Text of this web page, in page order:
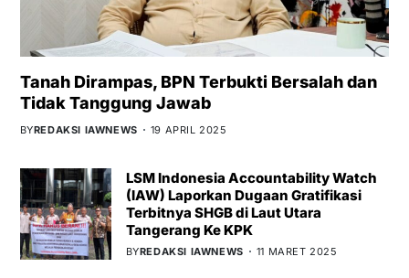
Tanah Dirampas, BPN Terbukti Bersalah dan
Tidak Tanggung Jawab
BYREDAKSI IAWNEWS 19 APRIL 2025
LSM Indonesia Accountability Watch
(IAW) Laporkan Dugaan Gratifikasi
Terbitnya SHGB di Laut Utara
Tangerang Ke KPK
BYREDAKSI IAWNEWS 11 MARET 2025